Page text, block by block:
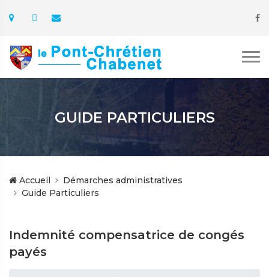
GUIDE PARTICULIERS
Accueil
Démarches administratives
Guide Particuliers
Indemnité compensatrice de congés
payés